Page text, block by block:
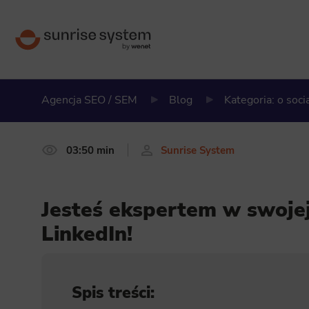
Agencja SEO / SEM Blog Kategoria: o
03:50 min Sunrise System
Jesteś ekspertem w
LinkedIn!
Spis treści: